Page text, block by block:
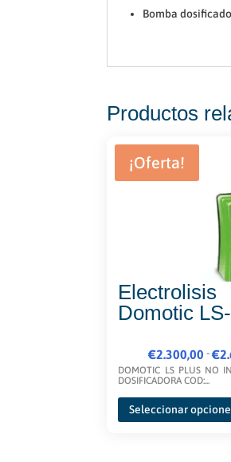
Bomba
Productos
¡Oferta!
Electrolisis
Domotic
€2.300,00 -€
de
DOMOTIC LS PLUS NO
DOSIFICADORA COD:...
Seleccionar